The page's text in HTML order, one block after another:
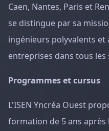
Caen, Nantes, Paris et
se distingue par sa
ingénieurs polyvalents et
entreprises dans tous les
Programmes et cursus
L'ISEN Yncréa Ouest
formation de 5 ans après